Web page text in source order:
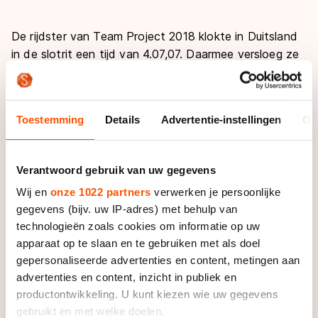
Toestemming Details Advertentie-instellingen
Verantwoord gebruik van uw gegevens
Wij en onze 1022 partners verwerken je persoonlijke
gegevens (bijv. uw IP-adres) met behulp van
technologieën zoals cookies om informatie op uw
apparaat op te slaan en te gebruiken met als doel
gepersonaliseerde advertenties en content, metingen aan
advertenties en content, inzicht in publiek en
productontwikkeling. U kunt kiezen wie uw gegevens
gebruikt en met welke doelen.
De rijdster van Team Project 2018 klokte in Duitsland
in de slotrit een tijd van 4.07,07. Daarmee versloeg ze
haar opponente Stephanie Beckert ruimschoots: de
Duitse kwam in 4.14,39 niet verder dan de negende
Plaats twee was in Inzell voor de Russin Yuliya
reed naar een tijd van 4.10,75 en legde daarmee
beslag op de derde plaats in de B-groep.
Marije Joling, naast Van der Weijden de tweede
Nederlandse die in actie kwam op de drie kilometer,
kon geen rol van betekenis spelen. Ze kwam in 4.17,93
over de streep en eindigde daarmee als veertiende,
waardoor ze deelname aan de World Cup Finale kan